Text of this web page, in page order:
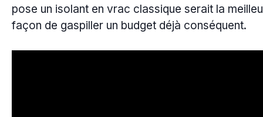
pose un isolant en vrac classique serait la
façon de gaspiller un budget déjà conséquent.